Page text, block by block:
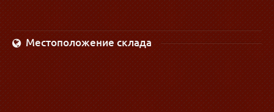
Местоположение склада